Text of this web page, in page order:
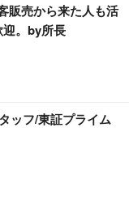
販売から来た人も活
。by所長
ッフ/東証プライム